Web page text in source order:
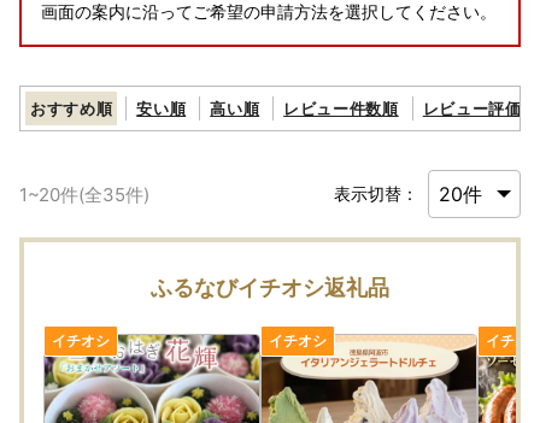
画面の案内に沿ってご希望の申請方法を選択してください。
おすすめ順 安い順 高い順 レビュー件数順 レビュー評価順
1~20件(全35件) 表示切替：
ふるなびイチオシ返礼品